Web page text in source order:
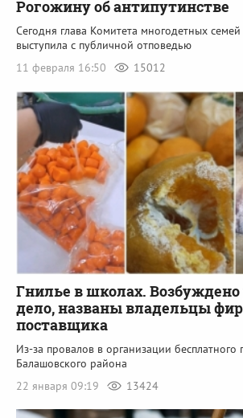
Рогожину об антипутинстве
Сегодня глава Комитета многодетных
выступила с публичной отповедью
11 февраля 16:50
15012
Гнилье в школах. Возбуждено
дело, названы владельцы
поставщика
Из-за провалов в организации бесплатного
Балашовского района
22 января 09:19
13424